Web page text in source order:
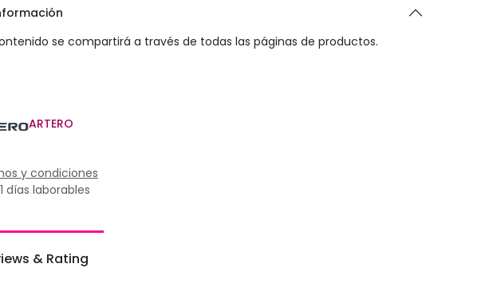
se compartirá a través de todas las páginas de productos.
ARTERO
y condiciones
días laborables
& Rating